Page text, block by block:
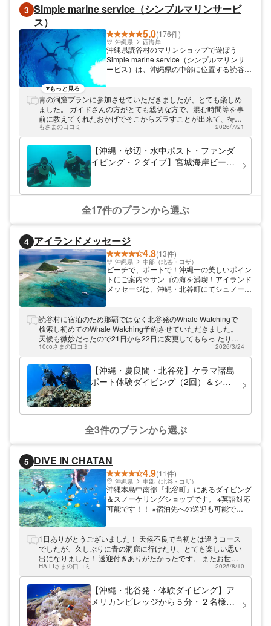
3 Simple marine service（シンプルマリンサービ
ス）
5.0(176件)
沖縄県 西海岸
沖縄県読谷村のマリンショップで遊ぼう
Simple marine service（シンプルマリンサ
ービス）は、沖縄県の中部に位置する読谷村
ダイビングやシュノーケルツアーをメインに
したツアーを開催しております。 1グループ
貸切制ツアーなので安心・安全！ ベテラン
ガイドと一緒に、青の洞窟や沖縄の美しい海
を見て楽しく回りましょう。 シンプルマリ
ンサービスだから出来る嬉しい特典多数！！
餌付け、水中写真、動画がすべて無料でプレ
ゼント。 写真、動画について。 枚数制限な
型店には無い、小さなショップだから出来る
オモテナシを提供します。
もっと見る
青の洞窟プランに参加させていただきましたが、とても楽しめ
ました。 ガイドさんの方がとても親切な方で、混む時間等を事
前に教えてくれたおかげでそこからズラすことが出来て、待つ
時間等も少なく体験できました。 また、頻繁に後ろを確認して
くださったこともあって安心して潜ることができました。 写真
や動画についても終わった後に共有いただけて、楽しかったで
す。 ありがとうございました。
もさまの口コミ 2026/7/21
【沖縄・砂辺・水中ポスト・ファンダ
イビング・２ダイブ】宮城海岸ビーチ
全17件のプランから選ぶ
4 アイランドメッセージ
4.8(13件)
沖縄県 中部（北谷・コザ）
ビーチで、ボートで！沖縄一の美しいポイン
トにご案内☆サンゴの海を満喫！アイランド
メッセージは、沖縄・北谷町にてシュノーケ
美しい海・北谷で楽しもう 北谷にはダイビ
ング・サーフィンで有名な砂辺海岸がありま
す。砂辺は、通称「お花畑」と呼ばれ、沖縄
本島NO.1のサンゴの群生があるビーチスポ
ットです。アイランドメッセージは、砂辺海
岸まで徒歩5分で行ける場所に位置し、ロケ
ーションは最高です！ビーチのすぐそばにサ
ンゴが群生しているので、美しい海をお手軽
所有しているので、機動力抜群！青の洞窟や
慶良間島にはボートで向かいます。また、船
は常に清潔にし、トイレ・シャワーなどの設
め。シュノーケリングで美しい海の中を楽し
むのはもちろん、ポイントまでの旅もお楽し
みください☆ アメリカンビレッジなど、地
元でも人気の観光地もすぐそば。沖縄を満喫
できるアイランドメッセージにお越しくださ
い！
読谷村に宿泊のため那覇ではなく北谷発のWhale Watchingで
検索し初めてのWhale Watching予約させていただきました。
天候も微妙だったので21日から22日に変更してもらっ たりと
お手数をおかけしましたが、おかげで天候も良く小さめのクジ
ラだったけど計3回のJUMP見れました♡ 海風や波しぶきを全
身で感じながら子どもと一緒になって頭から海の洗礼を受けビ
ショビショに濡れたのもいい思い出です。大型のクルーザーで
3世代安心して楽しませていただきました。ありがとうござい
ました。
10coさまの口コミ 2026/3/24
【沖縄・慶良間・北谷発】ケラマ諸島
ボート体験ダイビング（2回）＆シュ
全3件のプランから選ぶ
5 DIVE IN CHATAN
4.9(11件)
沖縄県 中部（北谷・コザ）
沖縄本島中南部『北谷町』にあるダイビング
＆スノーケリングショップです。 ※英語対応
可能です！！ ※宿泊先への送迎も可能で
ております。 北谷、宜野湾、那覇エリアか
らお客様のご宿泊先に合わせて、最寄りの港
で 開催させて頂きます。 （最寄りの港のボ
ートが満席の場合は別の港での開催になる場
合もございます。） ※北谷開催プランは北谷
のみでの開催になります。
1日ありがとうございました！ 天候不良で当初とは違うコース
でしたが、久しぶりに青の洞窟に行けたり、とても楽しい思い
出になりました！ 送迎付きありがたかったです。 またお世話
になります！ありがとうございました！
HAILIさまの口コミ 2025/8/10
【沖縄・北谷発・体験ダイビング】ア
メリカンビレッジから５分・２名様限